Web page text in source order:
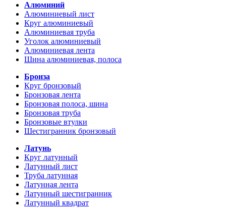
Алюминий
Алюминиевый лист
Круг алюминиевый
Алюминиевая труба
Уголок алюминиевый
Алюминиевая лента
Шина алюминиевая, полоса
Бронза
Круг бронзовый
Бронзовая лента
Бронзовая полоса, шина
Бронзовая труба
Бронзовые втулки
Шестигранник бронзовый
Латунь
Круг латунный
Латунный лист
Труба латунная
Латунная лента
Латунный шестигранник
Латунный квадрат